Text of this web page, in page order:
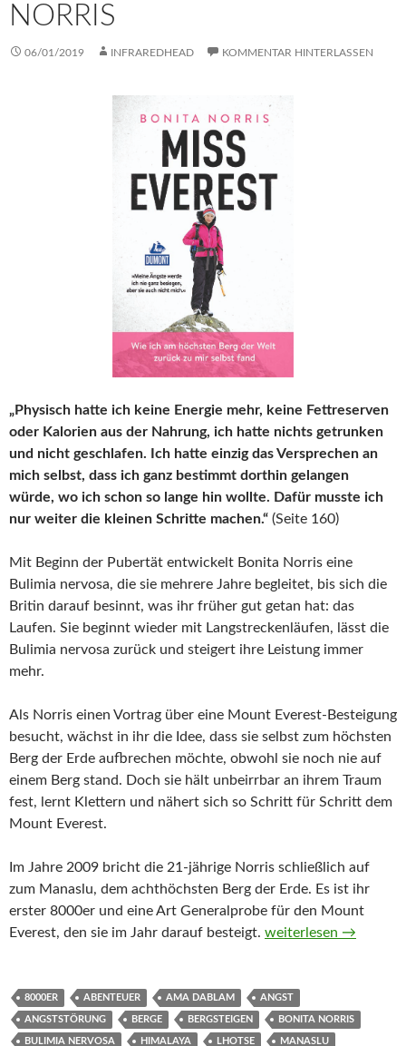
NORRIS
06/01/2019 INFRAREDHEAD KOMMENTAR HINTERLASSEN
„Physisch hatte ich keine Energie mehr, keine Fettreserven
oder Kalorien aus der Nahrung, ich hatte nichts getrunken
und nicht geschlafen. Ich hatte einzig das Versprechen an
mich selbst, dass ich ganz bestimmt dorthin gelangen
würde, wo ich schon so lange hin wollte. Dafür musste ich
nur weiter die kleinen Schritte machen.“ (Seite 160)
Mit Beginn der Pubertät entwickelt Bonita Norris eine
Bulimia nervosa, die sie mehrere Jahre begleitet, bis sich die
Britin darauf besinnt, was ihr früher gut getan hat: das
Laufen. Sie beginnt wieder mit Langstreckenläufen, lässt die
Bulimia nervosa zurück und steigert ihre Leistung immer
mehr.
Als Norris einen Vortrag über eine Mount Everest-Besteigung
besucht, wächst in ihr die Idee, dass sie selbst zum höchsten
Berg der Erde aufbrechen möchte, obwohl sie noch nie auf
einem Berg stand. Doch sie hält unbeirrbar an ihrem Traum
fest, lernt Klettern und nähert sich so Schritt für Schritt dem
Mount Everest.
Im Jahre 2009 bricht die 21-jährige Norris schließlich auf
zum Manaslu, dem achthöchsten Berg der Erde. Es ist ihr
erster 8000er und eine Art Generalprobe für den Mount
Everest, den sie im Jahr darauf besteigt. Miss Everest von
weiterlesen →
8000ER ABENTEUER AMA DABLAM ANGST
ANGSTSTÖRUNG BERGE BERGSTEIGEN BONITA NORRIS
BULIMIA NERVOSA HIMALAYA LHOTSE MANASLU